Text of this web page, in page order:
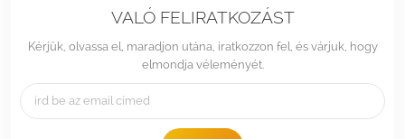
VALÓ FELIRATKOZÁST
Kérjük, olvassa el, maradjon utána, iratkozzon fel, és várjuk, hogy
elmondja véleményét.